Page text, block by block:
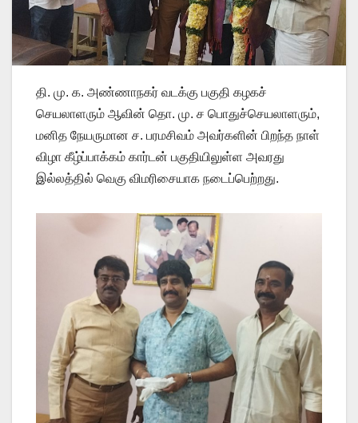
தி. மு. க. அண்ணாநகர் வடக்கு பகுதி கழகச்
செயலாளரும் ஆவின் தொ. மு. ச பொதுச்செயலாளரும்,
மனித நேயருமான ச. பரமசிவம் அவர்களின் பிறந்த நாள்
விழா கீழ்ப்பாக்கம் கார்டன் பகுதியிலுள்ள அவரது
இல்லத்தில் வெகு விமரிசையாக நடைப்பெற்றது.